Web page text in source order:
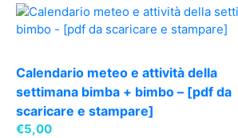
Calendario meteo e attività della
settimana bimba + bimbo – [pdf da
scaricare e stampare]
€5,00